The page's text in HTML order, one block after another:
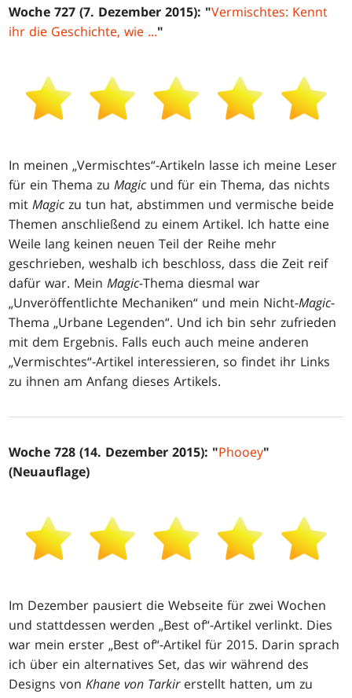
Woche 727 (7. Dezember 2015): "Vermischtes: Kennt
ihr die Geschichte, wie ..."
In meinen „Vermischtes“-Artikeln lasse ich meine Leser
für ein Thema zuMagic und für ein Thema, das nichts
mitMagic zu tun hat, abstimmen und vermische beide
Themen anschließend zu einem Artikel. Ich hatte eine
Weile lang keinen neuen Teil der Reihe mehr
geschrieben, weshalb ich beschloss, dass die Zeit reif
dafür war. MeinMagic-Thema diesmal war
„Unveröffentlichte Mechaniken“ und mein Nicht-Magic-
Thema „Urbane Legenden“. Und ich bin sehr zufrieden
mit dem Ergebnis. Falls euch auch meine anderen
„Vermischtes“-Artikel interessieren, so findet ihr Links
zu ihnen am Anfang dieses Artikels.
Woche 728 (14. Dezember 2015): "Phooey"
(Neuauflage)
Im Dezember pausiert die Webseite für zwei Wochen
und stattdessen werden „Best of“-Artikel verlinkt. Dies
war mein erster „Best of“-Artikel für 2015. Darin sprach
ich über ein alternatives Set, das wir während des
Designs vonKhane von Tarkirerstellt hatten, um zu